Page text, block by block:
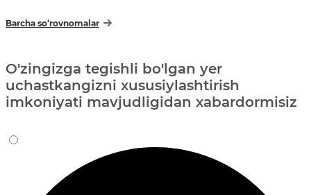
Barcha so‘rovnomalar
O'zingizga tegishli bo'lgan yer
uchastkangizni xususiylashtirish
imkoniyati mavjudligidan xabardormisiz